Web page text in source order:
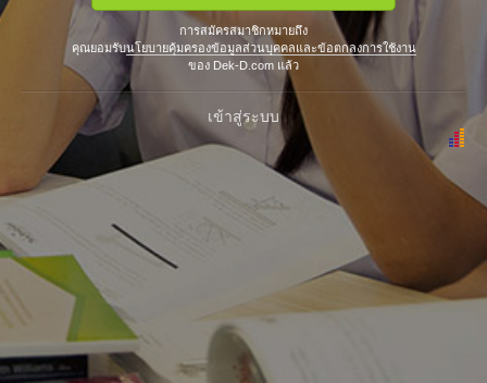
การสมัครสมาชิกหมายถึง
คุณยอมรับนโยบายคุ้มครองข้อมูลส่วนบุคคลและข้อตกลงการใช้งาน
ของ Dek-D.com แล้ว
เข้าสู่ระบบ